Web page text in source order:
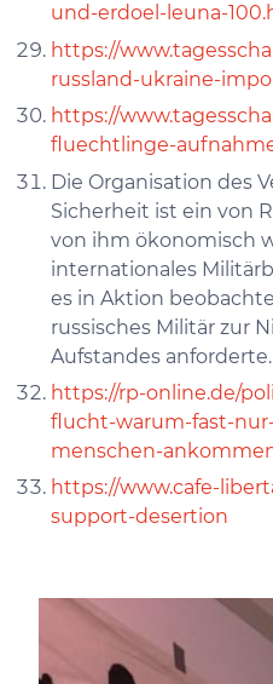
und-erdoel-leuna-
https://
russland-ukraine-
https://
fluechtlinge-
Die Organisation des
Sicherheit ist ein von
von ihm ökonomisch
internationales
es in Aktion
russisches Militär zur
Aufstandes anforderte.
https://rp-online.de/
flucht-warum-fast-
menschen-
https://www.cafe-
support-desertion